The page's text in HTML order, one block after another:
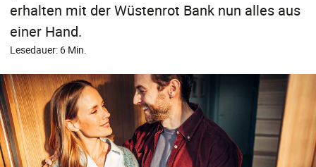
erhalten mit der Wüstenrot Bank nun alles aus
einer Hand.
Lesedauer: 6 Min.